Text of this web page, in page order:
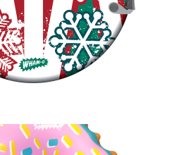
Game Time
Giggle 'N Splash
Hacky Sack
Hula Hoop
Pop Bang
Slip 'N Slide